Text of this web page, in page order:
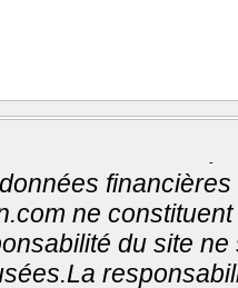
-
ne
du site